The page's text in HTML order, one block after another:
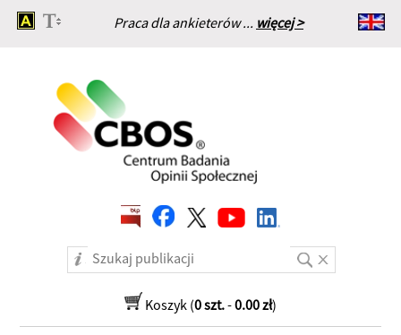
Praca dla ankieterów ... więcej >
Strona główna
Koszyk (0 szt.-0.00 zł)